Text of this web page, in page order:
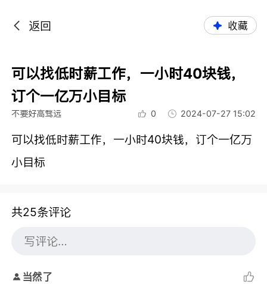
返回 收藏
可以找低时薪工作，一小时40块钱，
订个一亿万小目标
不要好高骛远 0 2024-07-27 15:02
可以找低时薪工作，一小时40块钱，订个一亿万
小目标
共25条评论
当然了